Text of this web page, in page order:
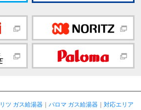
ツ ガス給湯器｜ パロマ ガス給湯器｜ 対応エリア